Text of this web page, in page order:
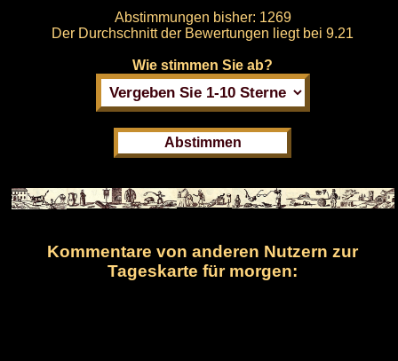
Abstimmungen bisher: 1269
Der Durchschnitt der Bewertungen liegt bei 9.21
Wie stimmen Sie ab?
Kommentare von anderen Nutzern zur
Tageskarte für morgen: